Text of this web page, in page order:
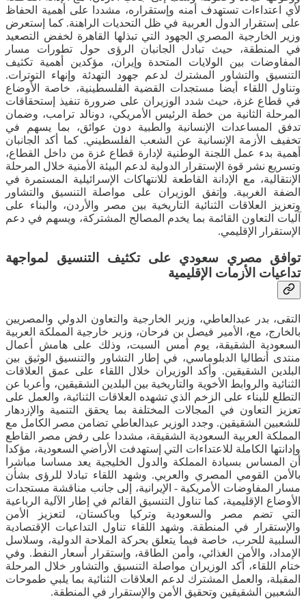
لأي اعتداءات تستهدف أمنه وإستقراره، مشددا على أهمية الحفاظ
على إستقرار الدول العربية في ظل التحديات الراهنة. كما إستعرض
وزير الخارجية المصري الجهود التي تبذلها القاهرة لخفض التصعيد
في المنطقة، حيث تبادل الجانبان الرؤى حول تطورات مسار
المفاوضات بين الولايات المتحدة وإيران، مؤكدين أهمية تكثيف
التنسيق والتشاور المشترك لدعم جهود التهدئة وإنهاء التوترات.
وتناول اللقاء أيضا مستجدات القضية الفلسطينية، خاصة الأوضاع
في قطاع غزة، حيث شدد الوزيران على ضرورة تنفيذ إستحقاقات
المرحلة الثانية من خطة الرئيس الأمريكي، دونالد ترامب، وضمان
تدفق المساعدات الإنسانية والطبية دون عوائق، بما يسهم في
تخفيف الأزمة الإنسانية عن الشعب الفلسطيني. كما أكد الجانبان
أهمية بدء عمل اللجنة الوطنية لإدارة قطاع غزة من داخل القطاع،
وتسريع نشر قوة الإستقرار الدولية لدعم البيئة الأمنية خلال المرحلة
الإنتقالية، مع الإدانة القاطعة للانتهاكات الإسرائيلية المستمرة في
الضفة الغربية. وإتفق الوزيران على مواصلة التنسيق والتشاور
وتعزيز العلاقات الثنائية التاريخية بين مصر والأردن، والبناء على
آليات التعاون القائمة بما يخدم المصالح المشتركة، ويسهم في دعم
الإستقرار الإقليمي.
توافق مصري سعودي على تكثيف التنسيق لمواجهة
تداعيات الأزمات الإقليمية
التقى، بدر عبدالعاطي، وزير الخارجية والتعاون الدولي والمصريين
بالخارج، مع، الأمير فيصل بن فرحان، وزير خارجية المملكة العربية
السعودية الشقيقة، يوم أمس السبت، وذلك على هامش أعمال
منتدى أنطاليا الدبلوماسي، في إطار التشاور والتنسيق الوثيق بين
البلدين الشقيقين. وأكد الوزيران خلال اللقاء على عمق العلاقات
الثنائية والروابط الأخوية والتاريخية بين البلدين الشقيقين، وأعربا عن
التطلع للبناء على الزخم الذي تشهده العلاقات الثنائية، والعمل على
تعزيز التعاون في المجالات المختلفة بما يحقق التنمية والإزدهار
للشعبين الشقيقين. وجدد الوزير عبدالعاطي تضامن مصر الكامل مع
المملكة العربية السعودية الشقيقة، مشددا على رفض مصر القاطع
وإدانتها الكاملة للاعتداءات التي إستهدفت الأراضي السعودية، مؤكدا
أن المساس بسيادة المملكة والدول الخليجية يعد مساسا مباشرا
بالأمن القومي المصري والعربي. وشهد اللقاء تبادلا للرؤى بشأن
مسار المفاوضات الأمريكية - الإيرانية، إلى جانب مناقشة مستجدات
الأوضاع الإقليمية، كما تناول التنسيق القائم في إطار الآلية الرباعية
التي تضم مصر والسعودية وتركيا وباكستان، لتعزيز الأمن
والإستقرار في المنطقة. وشهد اللقاء تناول التداعيات الإقتصادية
السلبية للحرب، خاصة فيما يتعلق بحركة الملاحة الدولية، وسلاسل
الإمداد، والأمن الغذائي، وأمن الطاقة، وإستقرار أسعار النفط. وفي
ختام اللقاء، أكد الوزيران مواصلة التنسيق والتشاور خلال المرحلة
المقبلة، والعمل المشترك لدعم العلاقات الثنائية بما يلبي طموحات
الشعبين الشقيقين وتحقيق الأمن والإستقرار في المنطقة.